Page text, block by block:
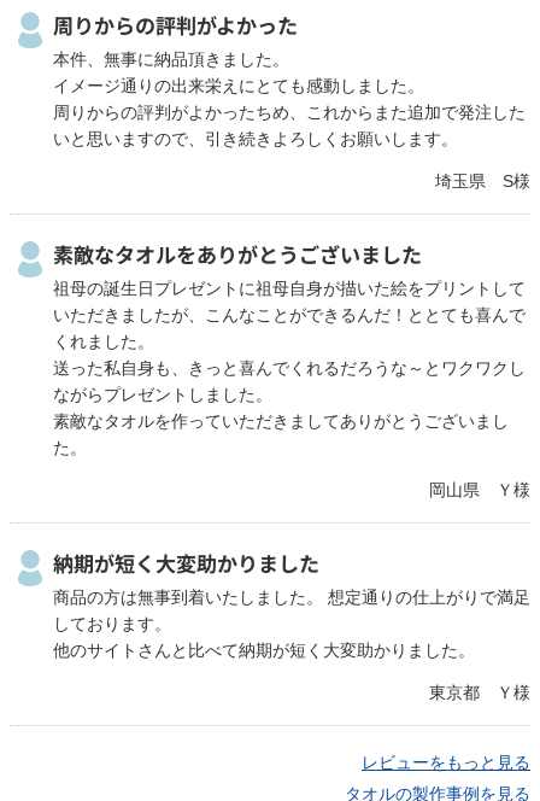
周りからの評判がよかった
本件、無事に納品頂きました。
イメージ通りの出来栄えにとても感動しました。
周りからの評判がよかったちめ、これからまた追加で発注した
いと思いますので、引き続きよろしくお願いします。
埼玉県 S様
素敵なタオルをありがとうございました
祖母の誕生日プレゼントに祖母自身が描いた絵をプリントして
いただきましたが、こんなことができるんだ！ととても喜んで
くれました。
送った私自身も、きっと喜んでくれるだろうな～とワクワクし
ながらプレゼントしました。
素敵なタオルを作っていただきましてありがとうございまし
た。
岡山県 Ｙ様
納期が短く大変助かりました
商品の方は無事到着いたしました。 想定通りの仕上がりで満足
しております。
他のサイトさんと比べて納期が短く大変助かりました。
東京都 Ｙ様
レビューをもっと見る
タオルの製作事例を見る